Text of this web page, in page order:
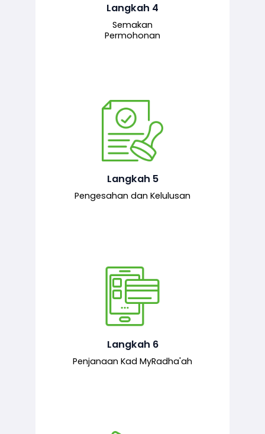
Langkah 4
Semakan
Permohonan
kepada pegawai pelulus untuk
tindakan seterusnya.
Langkah 5
Pengesahan dan Kelulusan
Pegawai pelulus menilai permohonan
dan memberi pengesahan serta
kelulusan akhir sekiranya semuanya
mematuhi syarat ditetapkan.
Langkah 6
Penjanaan Kad MyRadha'ah
Setelah permohonan diluluskan, kad
MyRadha’ah akan dijana.